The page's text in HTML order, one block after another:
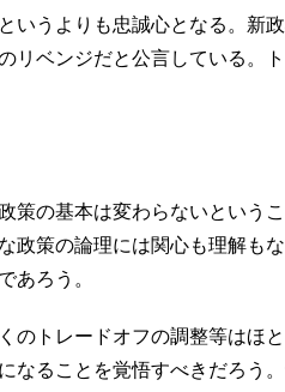
いうよりも忠誠心となる。新
リベンジだと公言している。
策の基本は変わらないという
政策の論理には関心も理解も
あろう。
のトレードオフの調整等はほ
なることを覚悟すべきだろう